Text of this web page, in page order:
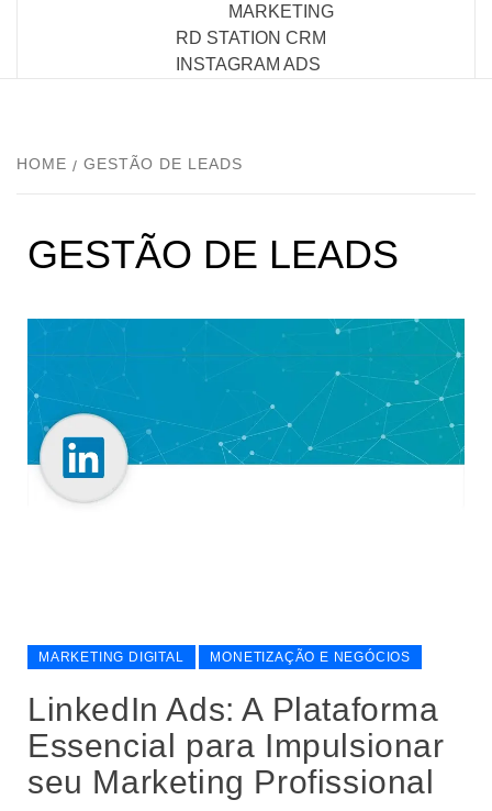
MARKETING
RD STATION CRM
INSTAGRAM ADS
HOME GESTÃO DE LEADS
GESTÃO DE LEADS
MARKETING DIGITAL MONETIZAÇÃO E NEGÓCIOS
LinkedIn Ads: A Plataforma
Essencial para Impulsionar
seu Marketing Profissional